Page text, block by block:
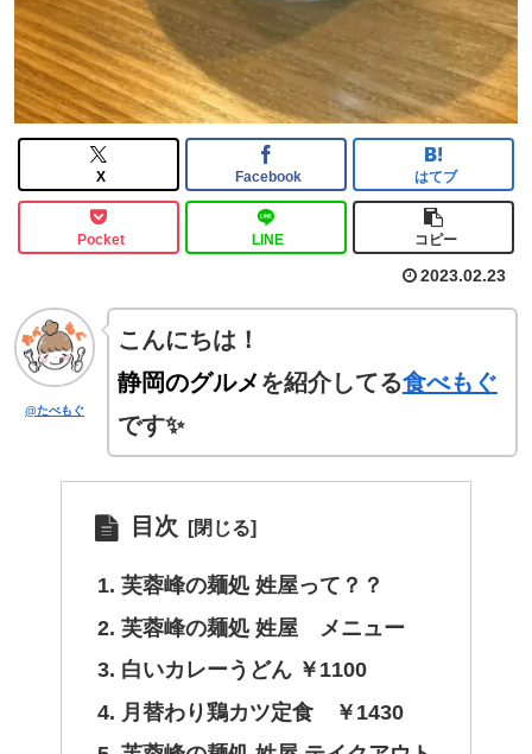
X Facebook はてブ
Pocket LINE コピー
2023.02.23
@たべもぐ
こんにちは！
静岡のグルメを紹介してる食べもぐ
です✨
目次
芙蓉峰の麺処 姓屋って？？
芙蓉峰の麺処 姓屋 メニュー
白いカレーうどん ￥1100
月替わり鶏カツ定食 ￥1430